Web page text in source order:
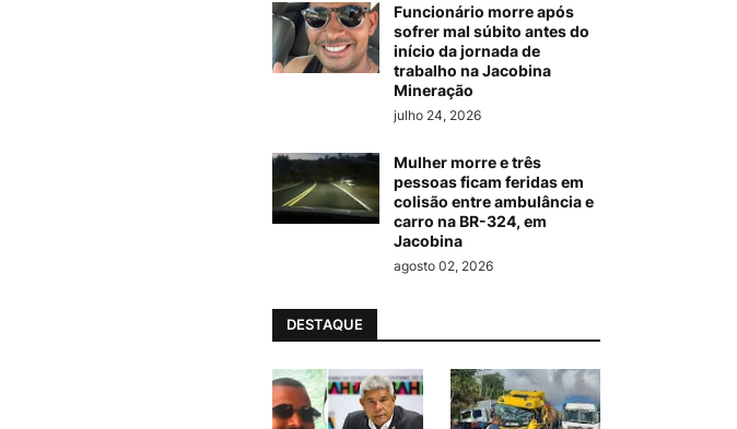
Funcionário morre após
sofrer mal súbito antes do
início da jornada de
trabalho na Jacobina
Mineração
julho 24, 2026
Mulher morre e três
pessoas ficam feridas em
colisão entre ambulância e
carro na BR-324, em
Jacobina
agosto 02, 2026
DESTAQUE